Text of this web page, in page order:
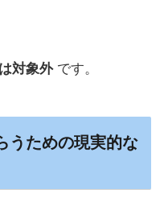
対象外です。
うための現実的な